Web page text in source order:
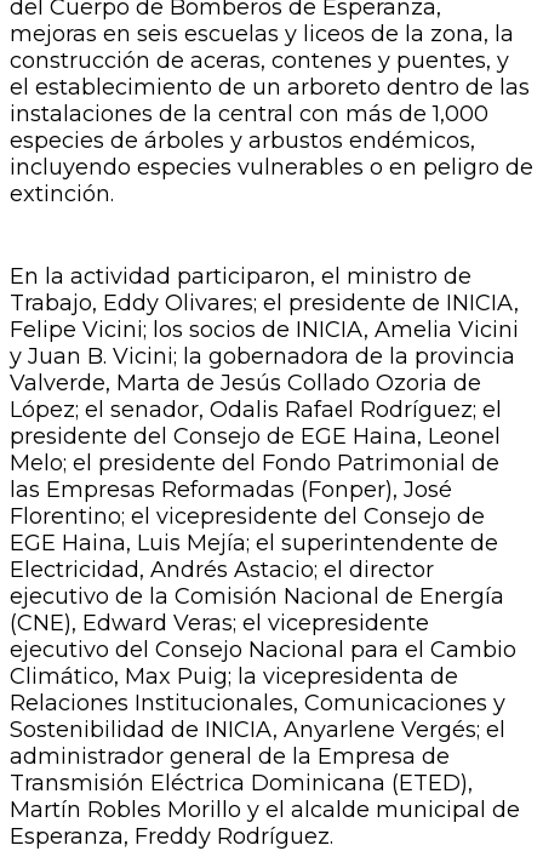
del Cuerpo de Bomberos de Esperanza,
mejoras en seis escuelas y liceos de la zona, la
construcción de aceras, contenes y puentes, y
el establecimiento de un arboreto dentro de las
instalaciones de la central con más de 1,000
especies de árboles y arbustos endémicos,
incluyendo especies vulnerables o en peligro de
extinción.
En la actividad participaron, el ministro de
Trabajo, Eddy Olivares; el presidente de INICIA,
Felipe Vicini; los socios de INICIA, Amelia Vicini
y Juan B. Vicini; la gobernadora de la provincia
Valverde, Marta de Jesús Collado Ozoria de
López; el senador, Odalis Rafael Rodríguez; el
presidente del Consejo de EGE Haina, Leonel
Melo; el presidente del Fondo Patrimonial de
las Empresas Reformadas (Fonper), José
Florentino; el vicepresidente del Consejo de
EGE Haina, Luis Mejía; el superintendente de
Electricidad, Andrés Astacio; el director
ejecutivo de la Comisión Nacional de Energía
(CNE), Edward Veras; el vicepresidente
ejecutivo del Consejo Nacional para el Cambio
Climático, Max Puig; la vicepresidenta de
Relaciones Institucionales, Comunicaciones y
Sostenibilidad de INICIA, Anyarlene Vergés; el
administrador general de la Empresa de
Transmisión Eléctrica Dominicana (ETED),
Martín Robles Morillo y el alcalde municipal de
Esperanza, Freddy Rodríguez.